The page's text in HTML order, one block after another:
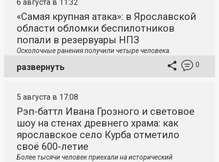
6 августа в 11:32
«Самая крупная атака»: в Ярославской
области обломки беспилотников
попали в резервуары НПЗ
Осколочные ранения получили четыре человека.
развернуть 0
5 августа в 17:08
Рэп-баттл Ивана Грозного и световое
шоу на стенах древнего храма: как
ярославское село Курба отметило
своё 600-летие
Более тысячи человек приехали на исторический